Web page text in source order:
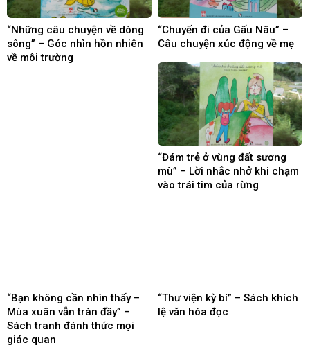
“Những câu chuyện về dòng
sông” – Góc nhìn hồn nhiên
về môi trường
“Chuyến đi của Gấu Nâu” –
Câu chuyện xúc động về mẹ
“Đám trẻ ở vùng đất sương
mù” – Lời nhắc nhở khi chạm
vào trái tim của rừng
“Bạn không cần nhìn thấy –
Mùa xuân vẫn tràn đầy” –
Sách tranh đánh thức mọi
giác quan
“Thư viện kỳ bí” – Sách khích
lệ văn hóa đọc